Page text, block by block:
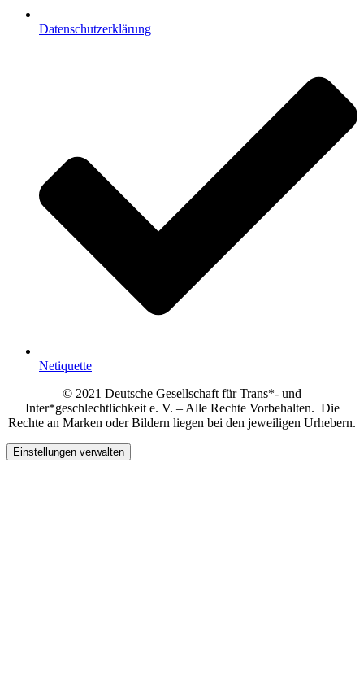
Datenschutzerklärung
Netiquette
© 2021 Deutsche Gesellschaft für Trans*- und
Inter*geschlechtlichkeit e. V. – Alle Rechte Vorbehalten. Die
Rechte an Marken oder Bildern liegen bei den jeweiligen Urhebern.
Einstellungen verwalten